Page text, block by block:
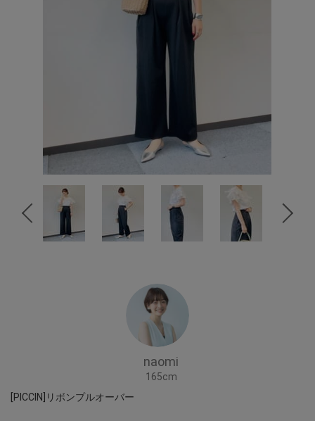
naomi
165cm
[PICCIN]リボンプルオーバー